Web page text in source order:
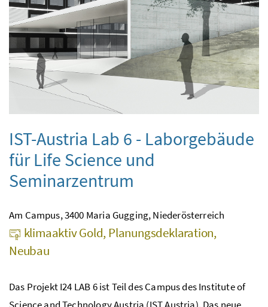
IST-Austria Lab 6 - Laborgebäude
für Life Science und
Seminarzentrum
Am Campus, 3400 Maria Gugging, Niederösterreich
klimaaktiv Gold, Planungsdeklaration,
Neubau
Das Projekt I24 LAB 6 ist Teil des Campus des Institute of
Science and Technology Austria (IST Austria). Das neue